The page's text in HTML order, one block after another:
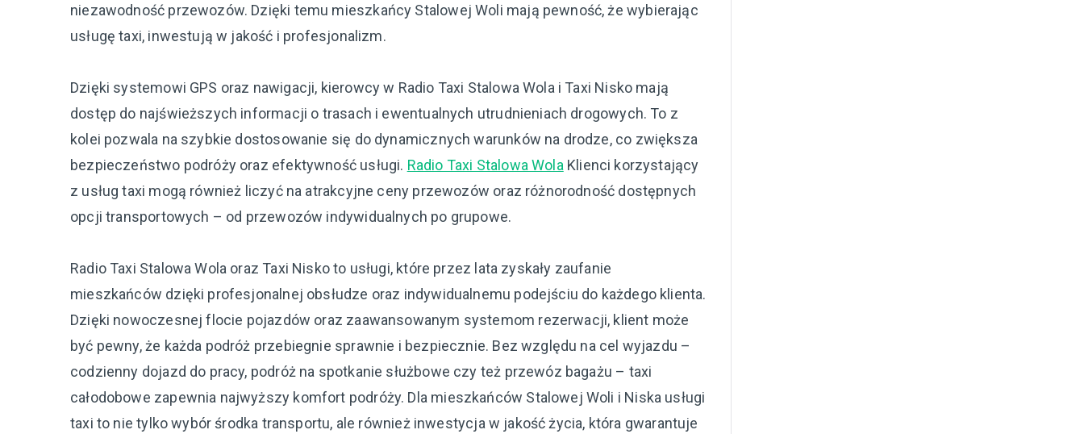
niezawodność przewozów. Dzięki temu mieszkańcy Stalowej Woli mają pewność, że wybierając
usługę taxi, inwestują w jakość i profesjonalizm.
Dzięki systemowi GPS oraz nawigacji, kierowcy w Radio Taxi Stalowa Wola i Taxi Nisko mają
dostęp do najświeższych informacji o trasach i ewentualnych utrudnieniach drogowych. To z
kolei pozwala na szybkie dostosowanie się do dynamicznych warunków na drodze, co zwiększa
bezpieczeństwo podróży oraz efektywność usługi. Radio Taxi Stalowa Wola Klienci korzystający
z usług taxi mogą również liczyć na atrakcyjne ceny przewozów oraz różnorodność dostępnych
opcji transportowych – od przewozów indywidualnych po grupowe.
Radio Taxi Stalowa Wola oraz Taxi Nisko to usługi, które przez lata zyskały zaufanie
mieszkańców dzięki profesjonalnej obsłudze oraz indywidualnemu podejściu do każdego klienta.
Dzięki nowoczesnej flocie pojazdów oraz zaawansowanym systemom rezerwacji, klient może
być pewny, że każda podróż przebiegnie sprawnie i bezpiecznie. Bez względu na cel wyjazdu –
codzienny dojazd do pracy, podróż na spotkanie służbowe czy też przewóz bagażu – taxi
całodobowe zapewnia najwyższy komfort podróży. Dla mieszkańców Stalowej Woli i Niska usługi
taxi to nie tylko wybór środka transportu, ale również inwestycja w jakość życia, która gwarantuje